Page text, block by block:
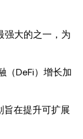
强大的之一，为
（DeFi）增长加
旨在提升可扩展